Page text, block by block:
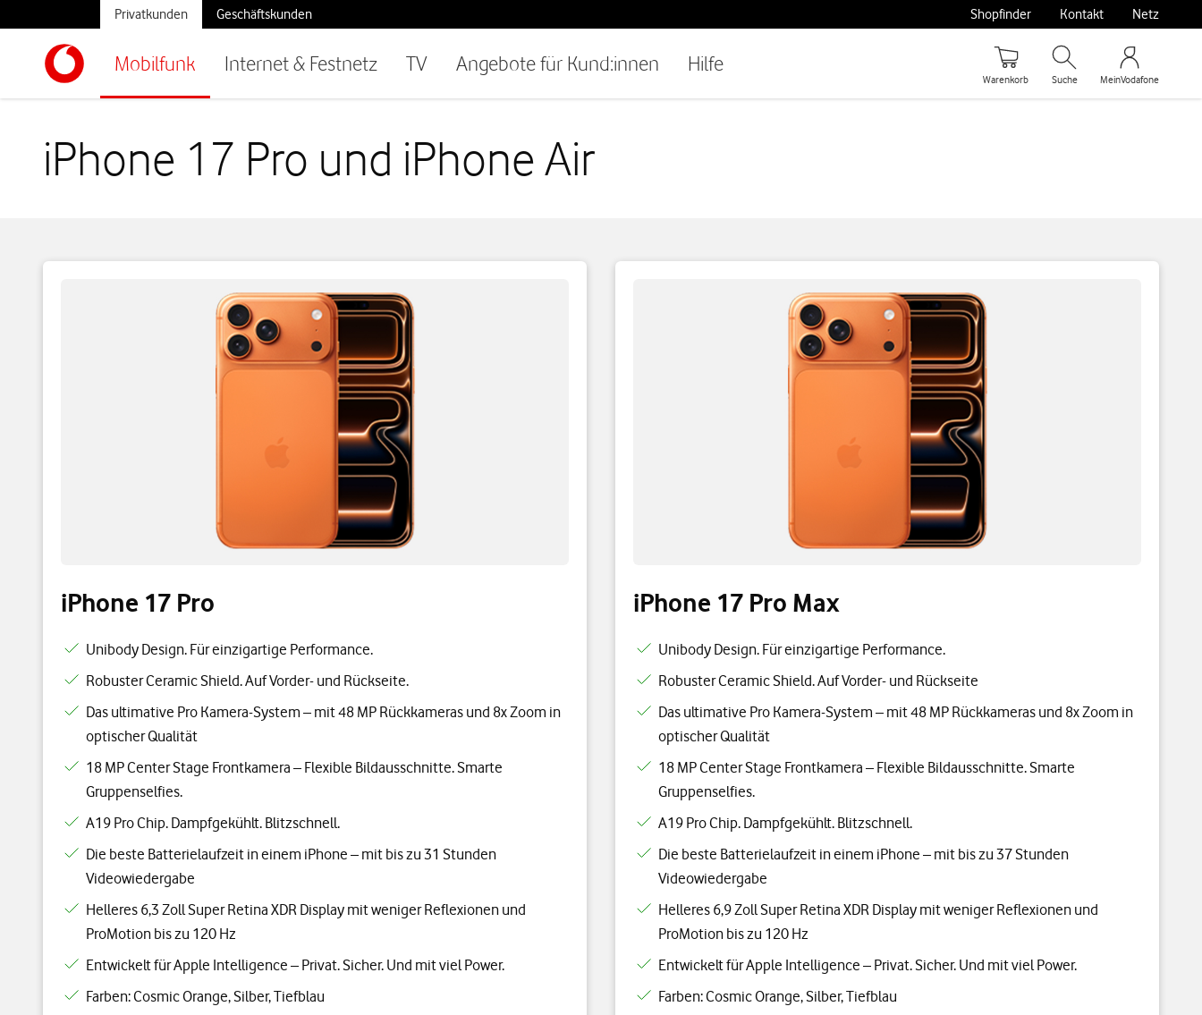
Mobilfunk Internet & Festnetz TV Angebote für Kund:innen Hilfe
Privatkunden Geschäftskunden Shopfinder Kontakt Netz
Warenkorb Suche MeinVodafone
iPhone 17 Pro und iPhone Air
iPhone 17 Pro
Unibody Design. Für einzigartige Performance.
Robuster Ceramic Shield. Auf Vorder- und Rückseite.
Das ultimative Pro Kamera-System – mit 48 MP Rückkameras und 8x Zoom in
optischer Qualität
18 MP Center Stage Frontkamera – Flexible Bildausschnitte. Smarte
Gruppenselfies.
A19 Pro Chip. Dampfgekühlt. Blitzschnell.
Die beste Batterielaufzeit in einem iPhone – mit bis zu 31 Stunden
Videowiedergabe
Helleres 6,3 Zoll Super Retina XDR Display mit weniger Reflexionen und
ProMotion bis zu 120 Hz
Entwickelt für Apple Intelligence – Privat. Sicher. Und mit viel Power.
Farben: Cosmic Orange, Silber, Tiefblau
iPhone 17 Pro Max
Unibody Design. Für einzigartige Performance.
Robuster Ceramic Shield. Auf Vorder- und Rückseite
Das ultimative Pro Kamera-System – mit 48 MP Rückkameras und 8x Zoom in
optischer Qualität
18 MP Center Stage Frontkamera – Flexible Bildausschnitte. Smarte
Gruppenselfies.
A19 Pro Chip. Dampfgekühlt. Blitzschnell.
Die beste Batterielaufzeit in einem iPhone – mit bis zu 37 Stunden
Videowiedergabe
Helleres 6,9 Zoll Super Retina XDR Display mit weniger Reflexionen und
ProMotion bis zu 120 Hz
Entwickelt für Apple Intelligence – Privat. Sicher. Und mit viel Power.
Farben: Cosmic Orange, Silber, Tiefblau